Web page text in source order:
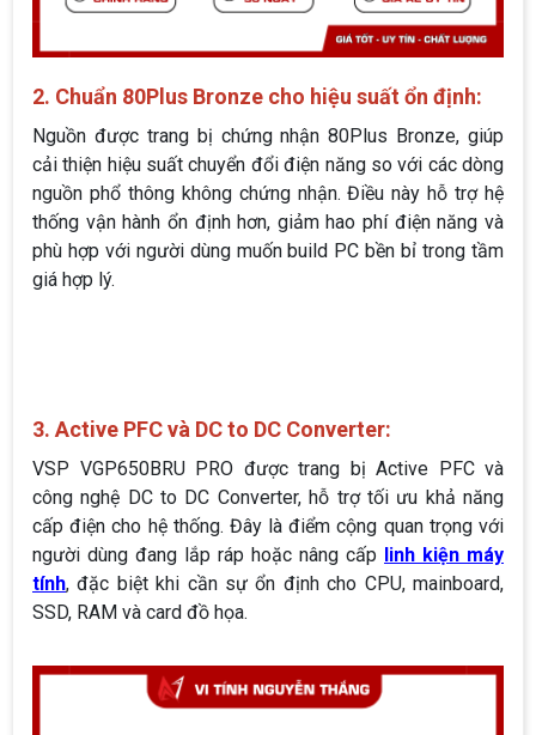
2. Chuẩn 80Plus Bronze cho hiệu suất ổn định:
Nguồn được trang bị chứng nhận 80Plus Bronze, giúp
cải thiện hiệu suất chuyển đổi điện năng so với các dòng
nguồn phổ thông không chứng nhận. Điều này hỗ trợ hệ
thống vận hành ổn định hơn, giảm hao phí điện năng và
phù hợp với người dùng muốn build PC bền bỉ trong tầm
giá hợp lý.
3. Active PFC và DC to DC Converter:
VSP VGP650BRU PRO được trang bị Active PFC và
công nghệ DC to DC Converter, hỗ trợ tối ưu khả năng
cấp điện cho hệ thống. Đây là điểm cộng quan trọng với
người dùng đang lắp ráp hoặc nâng cấp linh kiện máy
tính, đặc biệt khi cần sự ổn định cho CPU, mainboard,
SSD, RAM và card đồ họa.